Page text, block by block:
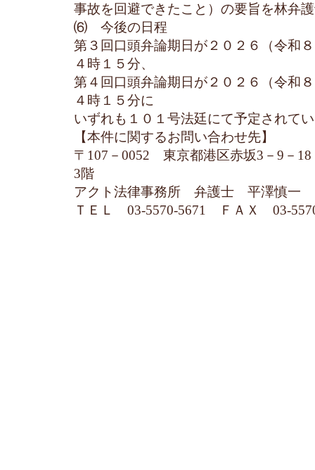
事故を回避できたこと）の要旨を林弁
⑹ 今後の日程
第３回口頭弁論期日が２０２６（令和
４時１５分、
第４回口頭弁論期日が２０２６（令和
４時１５分に
いずれも１０１号法廷にて予定されて
【本件に関するお問い合わせ先】
〒107－0052 東京都港区赤坂3－9－
3階
アクト法律事務所 弁護士 平澤慎一
ＴＥＬ 03-5570-5671 ＦＡＸ 03-